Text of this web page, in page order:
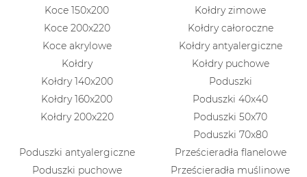
Koce 150x200
Koce 200x220
Koce akrylowe
Kołdry
Kołdry 140x200
Kołdry 160x200
Kołdry 200x220
Kołdry zimowe
Kołdry całoroczne
Kołdry antyalergiczne
Kołdry puchowe
Poduszki
Poduszki 40x40
Poduszki 50x70
Poduszki 70x80
Poduszki antyalergiczne
Poduszki puchowe
Prześcieradła flanelowe
Prześcieradła muślinowe